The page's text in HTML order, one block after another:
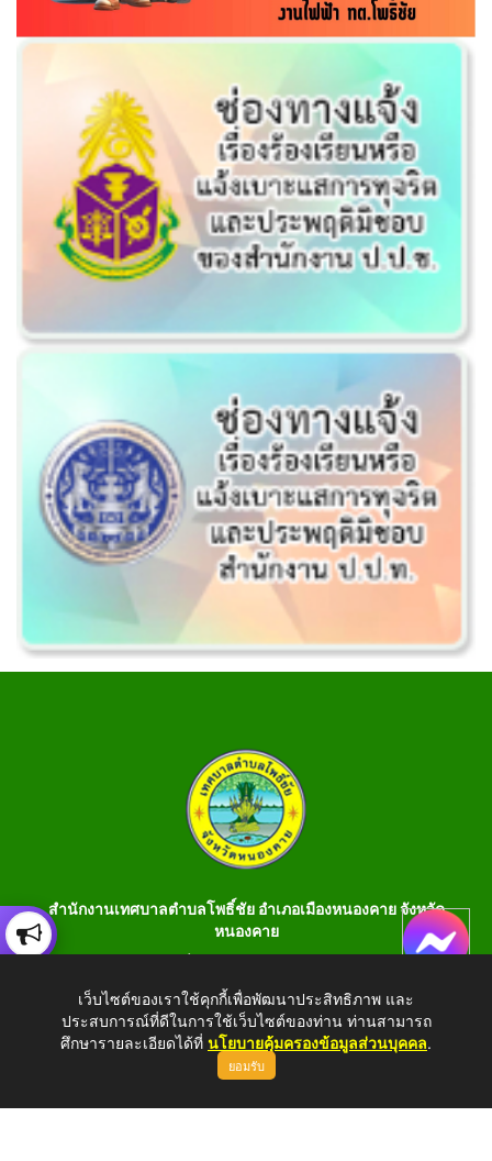
สำนักงานเทศบาลตำบลโพธิ์ชัย อำเภอเมืองหนองคาย จังหวัด
หนองคาย
990401 โทรสาร 042-990400
E-Saraban : saraban_05430106@dla.go.th
เว็บไซต์ของเราใช้คุกกี้เพื่อพัฒนาประสิทธิภาพ และ
ประสบการณ์ที่ดีในการใช้เว็บไซต์ของท่าน ท่านสามารถ
ศึกษารายละเอียดได้ที่ นโยบายคุ้มครองข้อมูลส่วนบุคคล.
ยอมรับ